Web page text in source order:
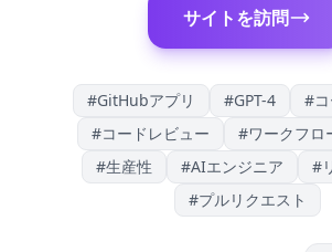
サイトを訪問
#GitHubアプリ #GPT-4 #
#コードレビュー #ワークフロ
#生産性 #AIエンジニア #
#プルリクエスト